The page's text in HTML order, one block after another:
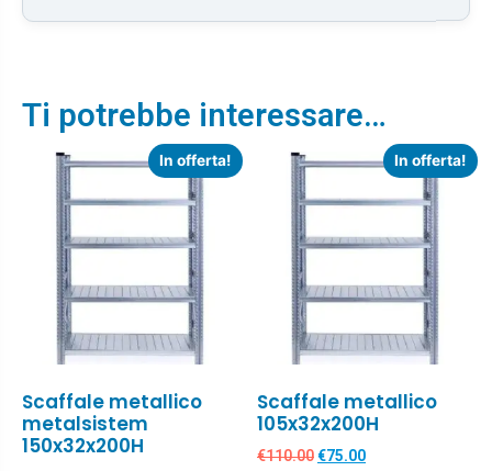
Ti potrebbe interessare…
In offerta!
Scaffale metallico
metalsistem
150x32x200H
In offerta!
Scaffale metallico
105x32x200H
€110.00€75.00